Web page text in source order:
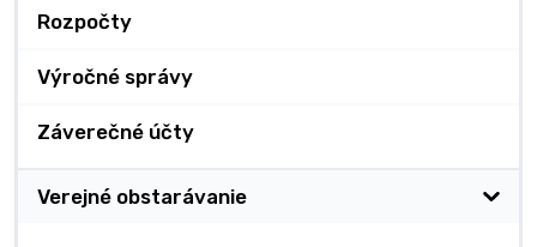
Rozpočty
Výročné správy
Záverečné účty
Verejné obstarávanie